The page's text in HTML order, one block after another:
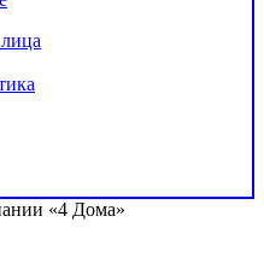
«4 Дома»